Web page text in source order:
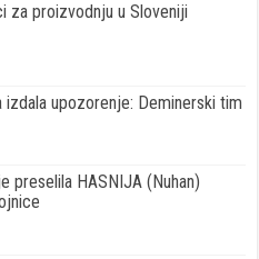
za proizvodnju u Sloveniji
izdala upozorenje: Deminerski tim
preselila HASNIJA (Nuhan)